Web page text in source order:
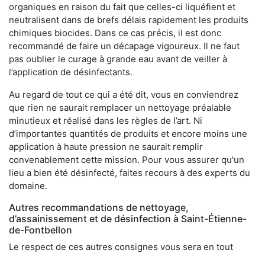
organiques en raison du fait que celles-ci liquéfient et
neutralisent dans de brefs délais rapidement les produits
chimiques biocides. Dans ce cas précis, il est donc
recommandé de faire un décapage vigoureux. Il ne faut
pas oublier le curage à grande eau avant de veiller à
l’application de désinfectants.
Au regard de tout ce qui a été dit, vous en conviendrez
que rien ne saurait remplacer un nettoyage préalable
minutieux et réalisé dans les règles de l’art. Ni
d’importantes quantités de produits et encore moins une
application à haute pression ne saurait remplir
convenablement cette mission. Pour vous assurer qu'un
lieu a bien été désinfecté, faites recours à des experts du
domaine.
Autres recommandations de nettoyage,
d’assainissement et de désinfection à Saint-Étienne-
de-Fontbellon
Le respect de ces autres consignes vous sera en tout